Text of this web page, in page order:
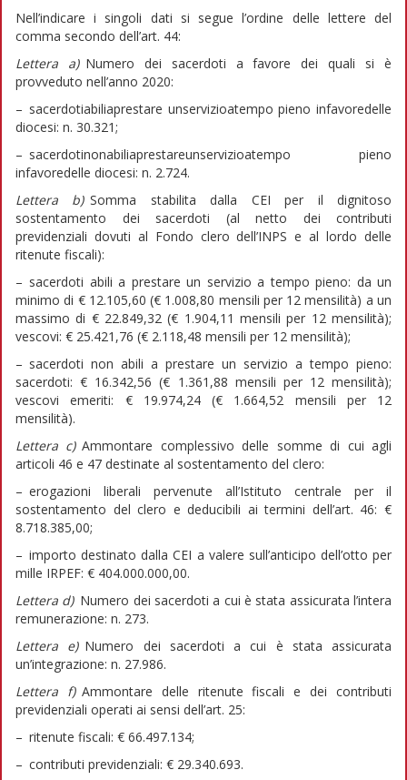
Nell’indicare i singoli dati si segue l’ordine delle lettere del
comma secondo dell’art. 44:
Lettera
a)Numero dei sacerdoti a favore dei quali si è
provveduto nell’anno 2020:
– sacerdotiabiliaprestare unservizioatempo pieno infavoredelle
diocesi: n. 30.321;
– sacerdotinonabiliaprestareunservizioatempo pieno
infavoredelle diocesi: n. 2.724.
Lettera
b)Somma stabilita dalla CEI per il dignitoso
sostentamento dei sacerdoti (al netto dei contributi
previdenziali dovuti al Fondo clero dell’INPS e al lordo delle
ritenute fiscali):
– sacerdoti abili a prestare un servizio a tempo pieno: da un
minimo di € 12.105,60 (€ 1.008,80 mensili per 12 mensilità) a un
massimo di € 22.849,32 (€ 1.904,11 mensili per 12 mensilità);
vescovi: € 25.421,76 (€ 2.118,48 mensili per 12 mensilità);
– sacerdoti non abili a prestare un servizio a tempo pieno:
sacerdoti: € 16.342,56 (€ 1.361,88 mensili per 12 mensilità);
vescovi emeriti: € 19.974,24 (€ 1.664,52 mensili per 12
mensilità).
Lettera c)Ammontare complessivo delle somme di cui agli
articoli 46 e 47 destinate al sostentamento del clero:
– erogazioni liberali pervenute all’Istituto centrale per il
sostentamento del clero e deducibili ai termini dell’art. 46: €
8.718.385,00;
– importo destinato dalla CEI a valere sull’anticipo dell’otto per
mille IRPEF: € 404.000.000,00.
Lettera d)Numero dei sacerdoti a cui è stata assicurata l’intera
remunerazione: n. 273.
Lettera e)Numero dei sacerdoti a cui è stata assicurata
un’integrazione: n. 27.986.
Lettera f)Ammontare delle ritenute fiscali e dei contributi
previdenziali operati ai sensi dell’art. 25:
– ritenute fiscali: € 66.497.134;
– contributi previdenziali: € 29.340.693.